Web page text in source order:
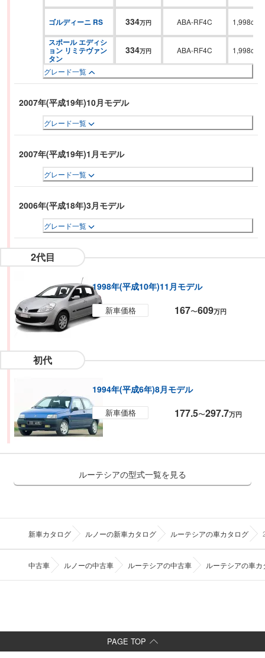
ゴルディーニ RS 334万円 ABA-RF4C 1,998cc
スポール エディシ
ョン リミテヴァン
タン
334万円 ABA-RF4C 1,998cc
グレード一覧
2007年(平成19年)10月モデル
グレード一覧
2007年(平成19年)1月モデル
グレード一覧
2006年(平成18年)3月モデル
グレード一覧
2代目
1998年(平成10年)11月モデル
新車価格 167〜609万円
初代
1994年(平成6年)8月モデル
新車価格 177.5〜297.7万円
ルーテシアの型式一覧を見る
新車カタログ ルノーの新車カタログ ルーテシアの車カタログ
中古車 ルノーの中古車 ルーテシアの中古車 ルーテシアの車カ
PAGE TOP